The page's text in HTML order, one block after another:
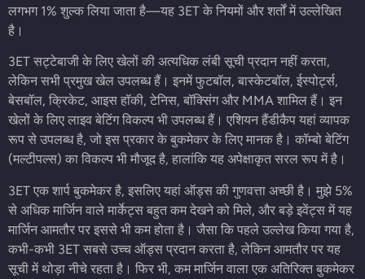
लगभग 1% शुल्क लिया जाता है—यह 3ET के नियमों और शर्तों में उल्लेखित
है।
3ET सट्टेबाजी के लिए खेलों की अत्यधिक लंबी सूची प्रदान नहीं करता,
लेकिन सभी प्रमुख खेल उपलब्ध हैं। इनमें फुटबॉल, बास्केटबॉल, ईस्पोर्ट्स,
बेसबॉल, क्रिकेट, आइस हॉकी, टेनिस, बॉक्सिंग और MMA शामिल हैं। इन
खेलों के लिए लाइव बेटिंग विकल्प भी उपलब्ध हैं। एशियन हैंडीकैप यहां व्यापक
रूप से उपलब्ध है, जो इस प्रकार के बुकमेकर के लिए मानक है। कॉम्बो बेटिंग
(मल्टीपल्स) का विकल्प भी मौजूद है, हालांकि यह अपेक्षाकृत सरल रूप में है।
3ET एक शार्प बुकमेकर है, इसलिए यहां ऑड्स की गुणवत्ता अच्छी है। मुझे 5%
से अधिक मार्जिन वाले मार्केट्स बहुत कम देखने को मिले, और बड़े इवेंट्स में यह
मार्जिन आमतौर पर इससे भी कम होता है। जैसा कि पहले उल्लेख किया गया है,
कभी-कभी 3ET सबसे उच्च ऑड्स प्रदान करता है, लेकिन आमतौर पर यह
सूची में थोड़ा नीचे रहता है। फिर भी, कम मार्जिन वाला एक अतिरिक्त बुकमेकर